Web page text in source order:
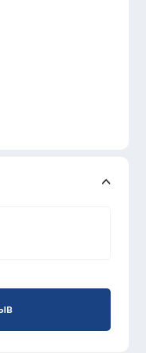
вид
решением для
с мягкими